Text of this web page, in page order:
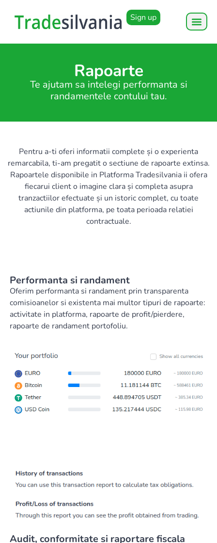
Sign up
Rapoarte
Te ajutam sa intelegi performanta si
randamentele contului tau.
Pentru a-ti oferi informatii complete și o experienta
remarcabila, ti-am pregatit o sectiune de rapoarte extinsa.
Rapoartele disponibile in Platforma Tradesilvania ii ofera
fiecarui client o imagine clara și completa asupra
tranzactiilor efectuate și un istoric complet, cu toate
actiunile din platforma, pe toata perioada relatiei
contractuale.
Performanta si randament
Oferim performanta si randament prin transparenta
comisioanelor si existenta mai multor tipuri de rapoarte:
activitate in platforma, rapoarte de profit/pierdere,
rapoarte de randament portofoliu.
Audit, conformitate si raportare fiscala